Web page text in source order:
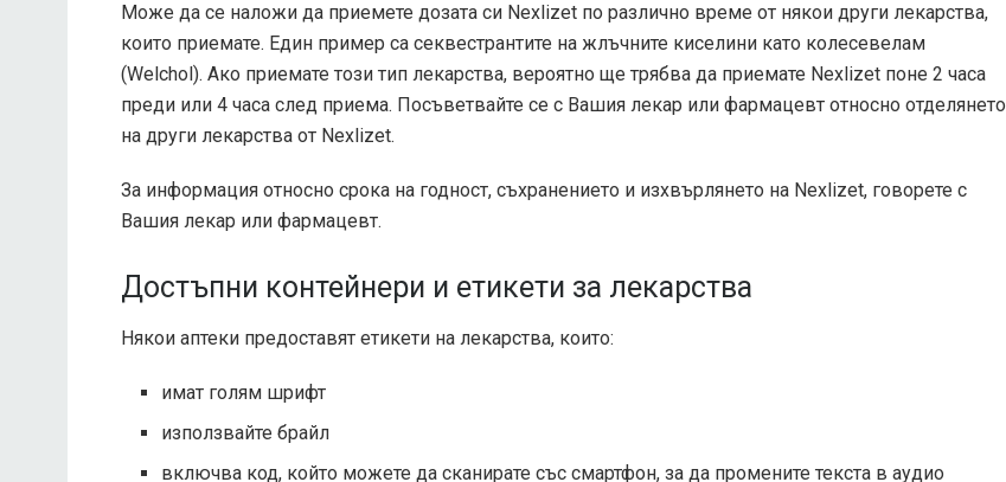
Може да се наложи да приемете дозата си Nexlizet по различно време от някои други лекарства,
които приемате. Един пример са секвестрантите на жлъчните киселини като колесевелам
(Welchol). Ако приемате този тип лекарства, вероятно ще трябва да приемате Nexlizet поне 2 часа
преди или 4 часа след приема. Посъветвайте се с Вашия лекар или фармацевт относно отделянето
на други лекарства от Nexlizet.
За информация относно срока на годност, съхранението и изхвърлянето на Nexlizet, говорете с
Вашия лекар или фармацевт.
Достъпни контейнери и етикети за лекарства
Някои аптеки предоставят етикети на лекарства, които:
имат голям шрифт
използвайте брайл
включва код, който можете да сканирате със смартфон, за да промените текста в аудио